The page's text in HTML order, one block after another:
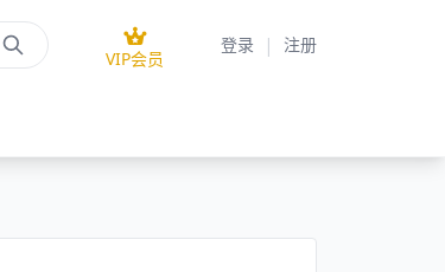
VIP会员
登录 | 注册